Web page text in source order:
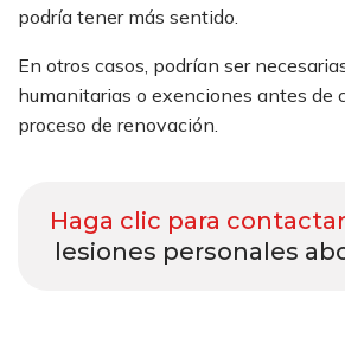
podría tener más sentido.
En otros casos, podrían ser
humanitarias o exenciones antes de
proceso de renovación.
Haga clic para contactar
lesiones personales